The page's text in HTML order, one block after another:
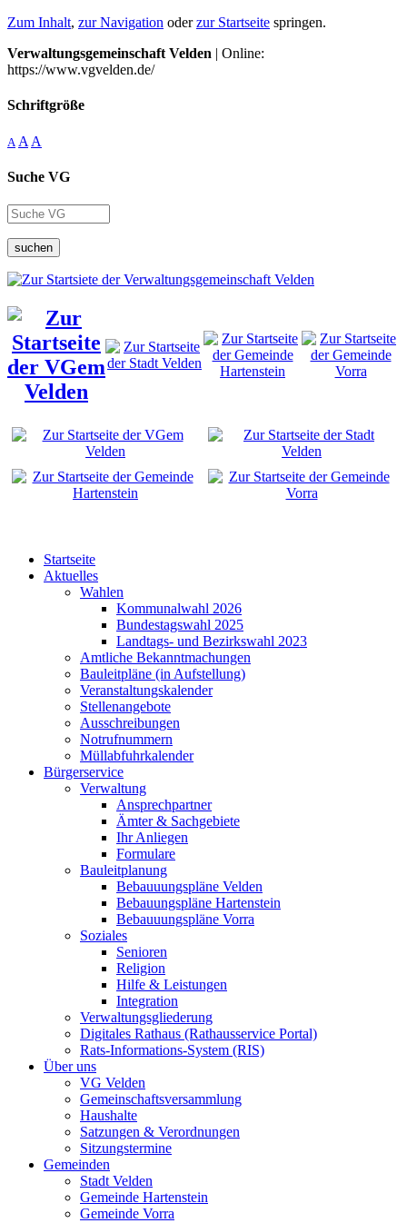
Zum Inhalt, zur Navigation oderzur Startseite springen.
Verwaltungsgemeinschaft Velden | Online:
https://www.vgvelden.de/
Schriftgröße
A A A
Suche VG
suchen
Startseite
Aktuelles
Wahlen
Kommunalwahl 2026
Bundestagswahl 2025
Landtags- und Bezirkswahl 2023
Amtliche Bekanntmachungen
Bauleitpläne (in Aufstellung)
Veranstaltungskalender
Stellenangebote
Ausschreibungen
Notrufnummern
Müllabfuhrkalender
Bürgerservice
Verwaltung
Ansprechpartner
Ämter & Sachgebiete
Ihr Anliegen
Formulare
Bauleitplanung
Bebauuungspläne Velden
Bebauungspläne Hartenstein
Bebauuungspläne Vorra
Soziales
Senioren
Religion
Hilfe & Leistungen
Integration
Verwaltungsgliederung
Digitales Rathaus (Rathausservice Portal)
Rats-Informations-System (RIS)
Über uns
VG Velden
Gemeinschaftsversammlung
Haushalte
Satzungen & Verordnungen
Sitzungstermine
Gemeinden
Stadt Velden
Gemeinde Hartenstein
Gemeinde Vorra